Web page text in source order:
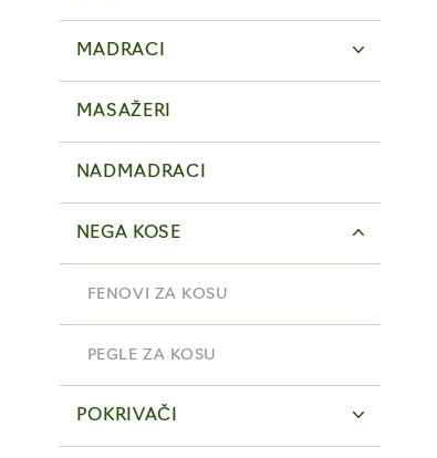
MADRACI
MASAŽERI
NADMADRACI
NEGA KOSE
FENOVI ZA KOSU
PEGLE ZA KOSU
POKRIVAČI